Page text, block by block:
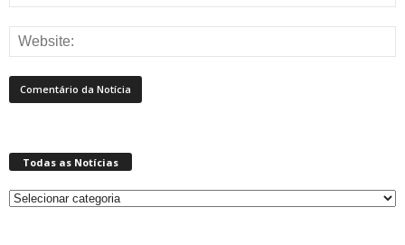
Todas as Notícias
Todas